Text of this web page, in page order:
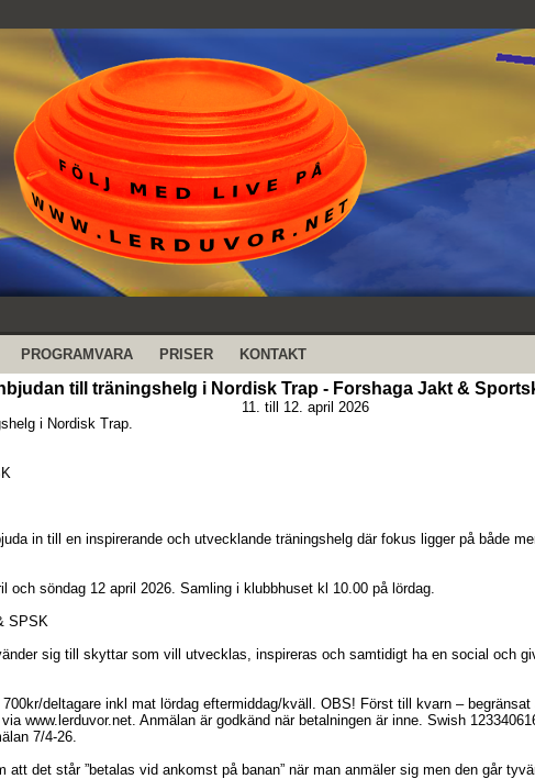
PROGRAMVARA PRISER KONTAKT
till träningshelg i Nordisk Trap - Forshaga Jakt &
11. till 12. april 2026
i Nordisk Trap.
in till en inspirerande och utvecklande träningshelg där fokus ligger på både
och söndag 12 april 2026. Samling i klubbhuset kl 10.00 på lördag.
SPSK
sig till skyttar som vill utvecklas, inspireras och samtidigt ha en social och
deltagare inkl mat lördag eftermiddag/kväll. OBS! Först till kvarn –
www.lerduvor.net. Anmälan är godkänd när betalningen är inne. Swish
7/4-26.
att det står ”betalas vid ankomst på banan” när man anmäler sig men den går